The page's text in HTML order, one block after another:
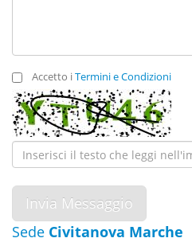
Accetto iTermini e Condizioni
Sede Civitanova Marche